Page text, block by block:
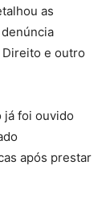
as
e outro
já foi ouvido
após prestar